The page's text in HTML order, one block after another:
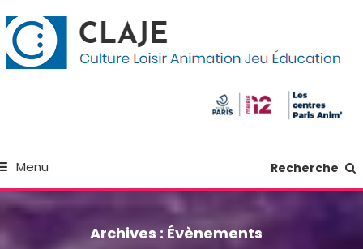
Menu Recherche
Archives : Évènements